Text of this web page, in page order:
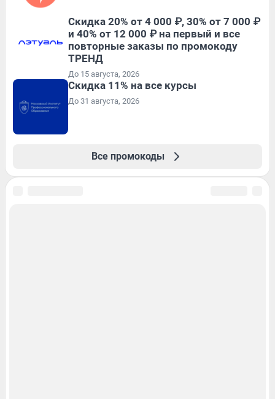
Скидка 20% от 4 000 ₽, 30% от 7 000 ₽
и 40% от 12 000 ₽ на первый и все
повторные заказы по промокоду
ТРЕНД
До 15 августа, 2026
Скидка 11% на все курсы
До 31 августа, 2026
Все промокоды